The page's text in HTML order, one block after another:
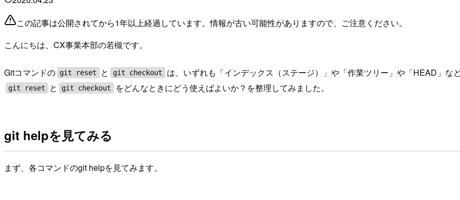
この記事は公開されてから1年以上経過しています。情報が古い可能性がありますので、ご注意ください。
こんにちは、CX事業本部の若槻です。
Gitコマンドの git reset と git checkout は、いずれも「インデックス（ステージ）」や「作業ツリー」や「HEAD」
git reset と git checkout をどんなときにどう使えばよいか？を整理してみました。
git helpを見てみる
まず、各コマンドのgit helpを見てみます。